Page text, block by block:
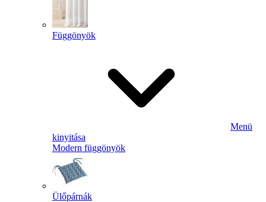
Függönyök
Menü
kinyitása
Modern függönyök
Ülőpárnák